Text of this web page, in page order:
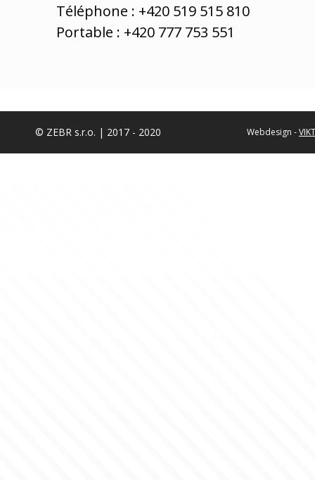
Téléphone : +420 519 515 810
Portable : +420 777 753 551
© ZEBR s.r.o. | 2017 - 2020 Webdesign -